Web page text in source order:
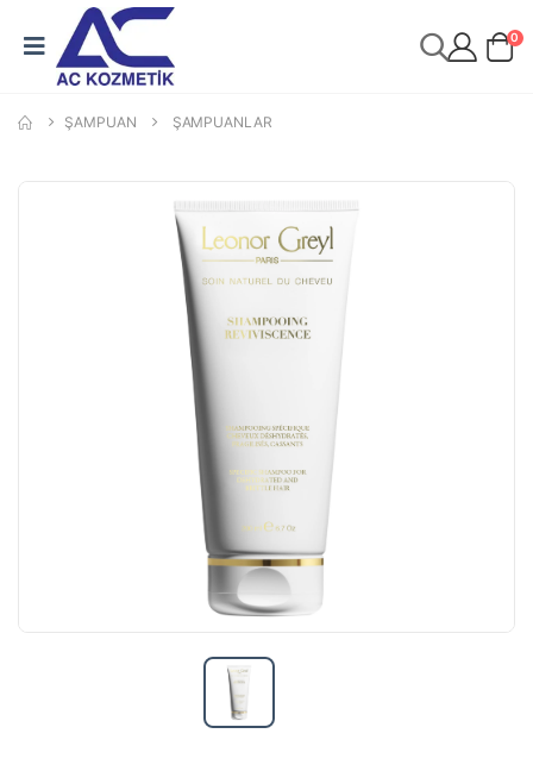
0
ŞAMPUAN ŞAMPUANLAR